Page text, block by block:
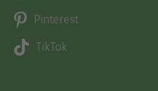
Pinterest
TikTok